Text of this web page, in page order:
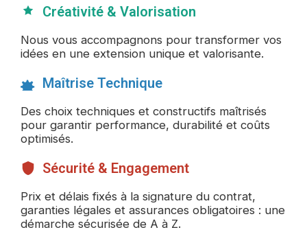
Créativité & Valorisation
Nous vous accompagnons pour transformer vos
idées en une extension unique et valorisante.
Maîtrise Technique
Des choix techniques et constructifs maîtrisés
pour garantir performance, durabilité et coûts
optimisés.
Sécurité & Engagement
Prix et délais fixés à la signature du contrat,
garanties légales et assurances obligatoires : une
démarche sécurisée de A à Z.